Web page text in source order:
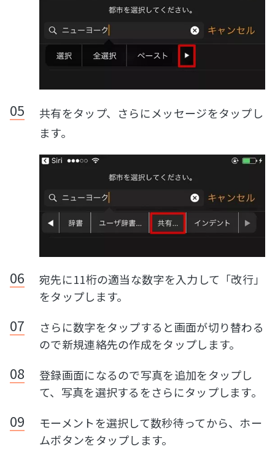
共有をタップ、さらにメッセージをタップし
ます。
宛先に11桁の適当な数字を入力して「改行」
をタップします。
さらに数字をタップすると画面が切り替わる
ので新規連絡先の作成をタップします。
登録画面になるので写真を追加をタップし
て、写真を選択するをさらにタップします。
モーメントを選択して数秒待ってから、ホー
ムボタンをタップします。